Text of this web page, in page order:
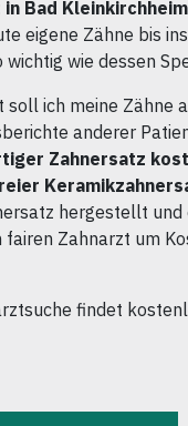
Bad Kleinkirchheim
eigene Zähne bis
wie dessen
soll ich meine Zähne
anderer
Zahnersatz
hergestellt
fairen Zahnarzt um
findet